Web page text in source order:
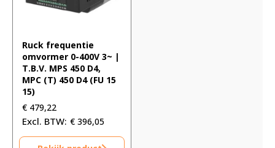
Ruck frequentie
omvormer 0-400V 3~ |
T.B.V. MPS 450 D4,
MPC (T) 450 D4 (FU 15
15)
€ 479,22
€ 396,05